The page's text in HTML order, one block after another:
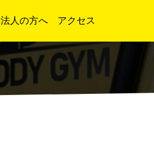
法人の方へ アクセス